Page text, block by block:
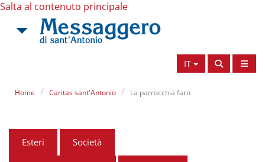
Salta al contenuto principale
IT
Home Caritas sant'Antonio La parrocchia faro
Esteri Società